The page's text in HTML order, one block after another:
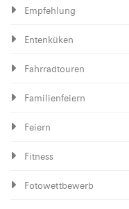
Empfehlung
Entenküken
Fahrradtouren
Familienfeiern
Feiern
Fitness
Fotowettbewerb